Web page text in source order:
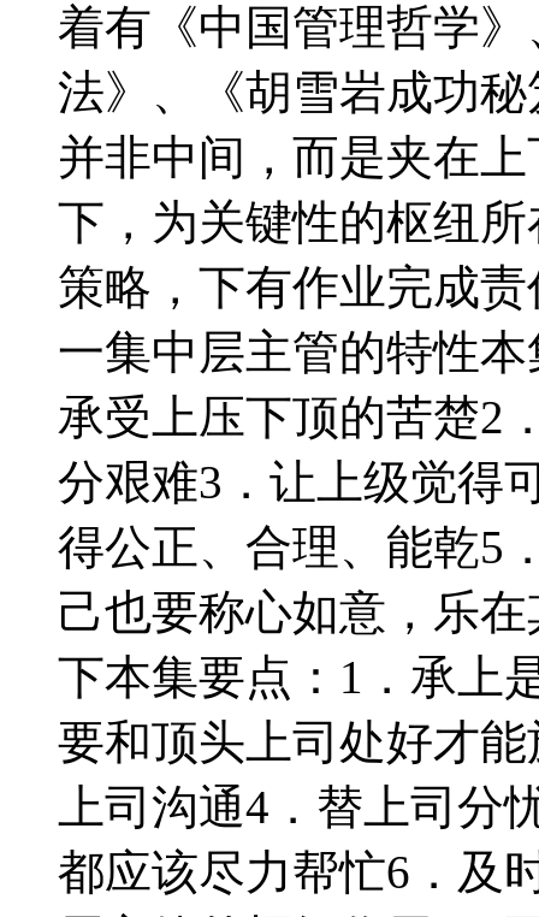
着有《中国管理哲学
法》、《胡雪岩成功
并非中间，而是夹在
下，为关键性的枢纽
策略，下有作业完成
一集中层主管的特性
承受上压下顶的苦楚2
分艰难3．让上级觉得
得公正、合理、能乾5
己也要称心如意，乐
下本集要点：1．承上
要和顶头上司处好才
上司沟通4．替上司分
都应该尽力帮忙6．及